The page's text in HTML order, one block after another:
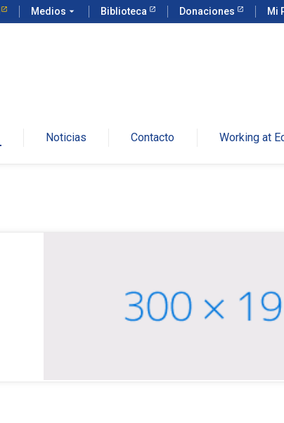
Medios arrow_drop_down Biblioteca Donaciones Mi
Noticias Contacto Working at